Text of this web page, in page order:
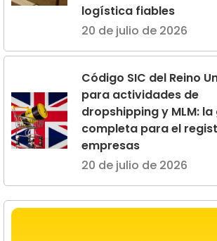
logística fiables
20 de julio de 2026
Código SIC del Reino
para actividades de
dropshipping y MLM:
completa para el
empresas
20 de julio de 2026